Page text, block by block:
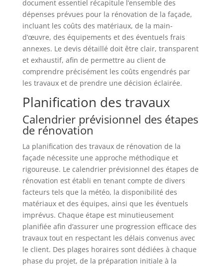
document essentiel récapitule l’ensemble des
dépenses prévues pour la rénovation de la façade,
incluant les coûts des matériaux, de la main-
d’œuvre, des équipements et des éventuels frais
annexes. Le devis détaillé doit être clair, transparent
et exhaustif, afin de permettre au client de
comprendre précisément les coûts engendrés par
les travaux et de prendre une décision éclairée.
Planification des travaux
Calendrier prévisionnel des étapes
de rénovation
La planification des travaux de rénovation de la
façade nécessite une approche méthodique et
rigoureuse. Le calendrier prévisionnel des étapes de
rénovation est établi en tenant compte de divers
facteurs tels que la météo, la disponibilité des
matériaux et des équipes, ainsi que les éventuels
imprévus. Chaque étape est minutieusement
planifiée afin d’assurer une progression efficace des
travaux tout en respectant les délais convenus avec
le client. Des plages horaires sont dédiées à chaque
phase du projet, de la préparation initiale à la